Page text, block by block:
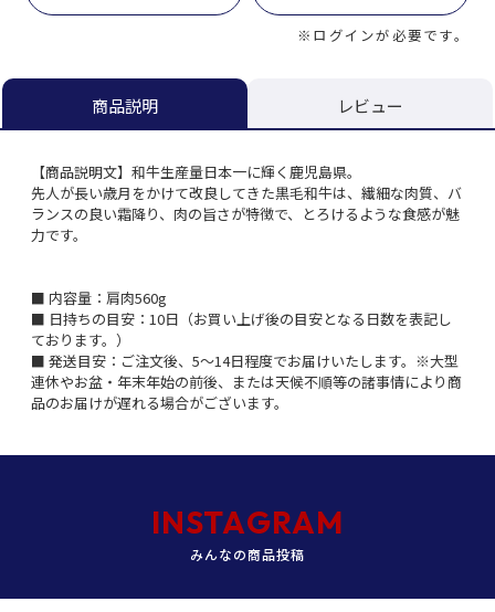
※ログインが必要です。
商品説明 レビュー
【商品説明文】和牛生産量日本一に輝く鹿児島県。
先人が長い歳月をかけて改良してきた黒毛和牛は、繊細な肉質、バ
ランスの良い霜降り、肉の旨さが特徴で、とろけるような食感が魅
力です。
■ 内容量：肩肉560g
■ 日持ちの目安：10日（お買い上げ後の目安となる日数を表記し
ております。）
■ 発送目安：ご注文後、5～14日程度でお届けいたします。※大型
連休やお盆・年末年始の前後、または天候不順等の諸事情により商
品のお届けが遅れる場合がございます。
INSTAGRAM
みんなの商品投稿